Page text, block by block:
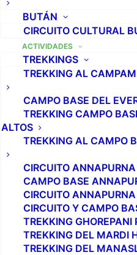
BUTÁN
CIRCUITO CULTURAL
ACTIVIDADES
TREKKINGS
TREKKING AL
CAMPO BASE DEL
TREKKING CAMPO
ALTOS
TREKKING AL CAMPO
CIRCUITO ANNAPURNA
CAMPO BASE
CIRCUITO
CIRCUITO Y CAMPO
TREKKING GHOREPANI
TREKKING DEL MARDI
TREKKING DEL